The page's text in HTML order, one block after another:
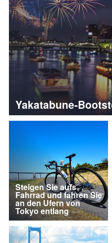
Yakatabune-
Steigen Sie aufs
Fahrrad und fahren Sie
an den Ufern von
Tokyo entlang